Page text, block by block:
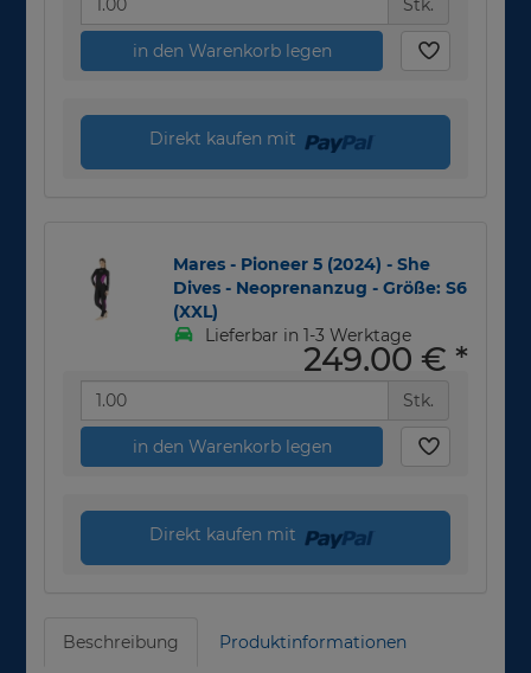
in den Warenkorb legen
Direkt kaufen mit
Mares - Pioneer 5 (2024) - She
Dives - Neoprenanzug - Größe: S6
(XXL)
Lieferbar in 1-3 Werktage
249,00 € *
Stk.
in den Warenkorb legen
Direkt kaufen mit
Beschreibung Produktinformationen